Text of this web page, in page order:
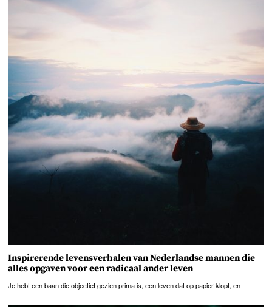
Inspirerende levensverhalen van Nederlandse mannen die
alles opgaven voor een radicaal ander leven
Je hebt een baan die objectief gezien prima is, een leven dat op papier klopt, en